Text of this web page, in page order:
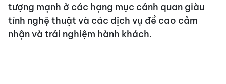
tượng mạnh ở các hạng mục cảnh quan giàu
tính nghệ thuật và các dịch vụ đề cao cảm
nhận và trải nghiệm hành khách.